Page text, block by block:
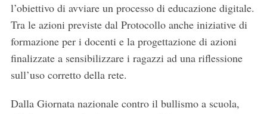
l’obiettivo di avviare un processo di educazione digitale.
Tra le azioni previste dal Protocollo anche iniziative di
formazione per i docenti e la progettazione di azioni
finalizzate a sensibilizzare i ragazzi ad una riflessione
sull’uso corretto della rete.
Dalla Giornata nazionale contro il bullismo a scuola,